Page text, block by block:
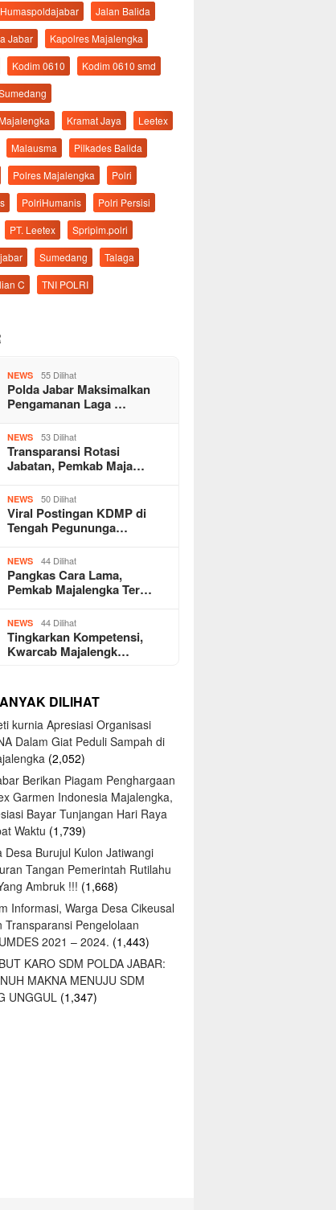
Humaspoldajabar
Jalan Balida
Jabar
Kapolres Majalengka
Kodim 0610
Kodim 0610 smd
Kramat Jaya
Leetex
Malausma
Pilkades Balida
Polres Majalengka
Polri
PolriHumanis
Polri Persisi
PT. Leetex
Spripim.polri
Sumedang
Talaga
C
TNI POLRI
NEWS 55 Dilihat
Polda Jabar Maksimalkan
Pengamanan Laga …
NEWS 53 Dilihat
Transparansi Rotasi
Jabatan, Pemkab Maja…
NEWS 50 Dilihat
Viral Postingan KDMP di
Tengah Pegununga…
NEWS 44 Dilihat
Pangkas Cara Lama,
Pemkab Majalengka Ter…
NEWS 44 Dilihat
Tingkarkan Kompetensi,
Kwarcab Majalengk…
DILIHAT
kurnia Apresiasi Organisasi
Dalam Giat Peduli Sampah di
(2,052)
Berikan Piagam Penghargaan
Garmen Indonesia Majalengka,
Bayar Tunjangan Hari Raya
Waktu (1,739)
Desa Burujul Kulon Jatiwangi
Tangan Pemerintah Rutilahu
Ambruk !!! (1,668)
Informasi, Warga Desa Cikeusal
Transparansi Pengelolaan
2021 – 2024. (1,443)
KARO SDM POLDA JABAR:
MAKNA MENUJU SDM
UNGGUL (1,347)